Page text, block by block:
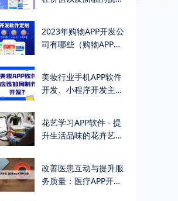
2023年购物APP开发公
司有哪些（购物APP开
美妆行业手机APP软件
开发、小程序开发主要
花艺学习APP软件 - 提
升生活品味的花卉艺术
改善医患互动与提升服
务质量：医疗APP开发